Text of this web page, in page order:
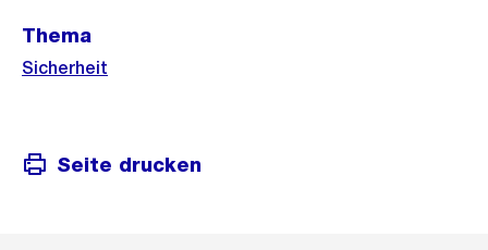
Thema
Sicherheit
Seite drucken